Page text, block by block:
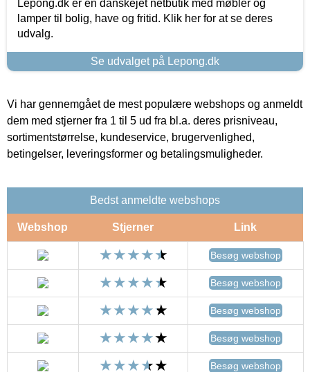
Lepong.dk er en danskejet netbutik med møbler og
lamper til bolig, have og fritid. Klik her for at se deres
udvalg.
Se udvalget på Lepong.dk
Vi har gennemgået de mest populære webshops og anmeldt
dem med stjerner fra 1 til 5 ud fra bl.a. deres prisniveau,
sortimentstørrelse, kundeservice, brugervenlighed,
betingelser, leveringsformer og betalingsmuligheder.
Bedst anmeldte webshops
Webshop Stjerner Link
Besøg webshop
Besøg webshop
Besøg webshop
Besøg webshop
Besøg webshop